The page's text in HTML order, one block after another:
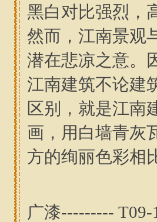
黑白对比强烈，
然而，江南景观
潜在悲凉之意。
江南建筑不论建
区别，就是江南
画，用白墙青灰
方的绚丽色彩相
广漆---------